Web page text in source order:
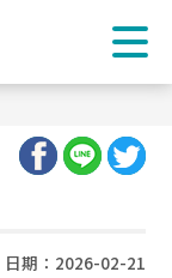
日期：2026-02-21